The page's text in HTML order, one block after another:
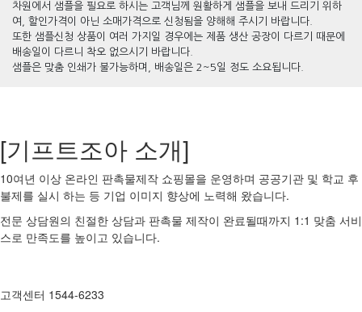
차원에서 샘플을 필요로 하시는 고객님께 원활하게 샘플을 보내 드리기 위하
여, 할인가격이 아닌 소매가격으로 신청됨을 양해해 주시기 바랍니다.
또한 샘플신청 상품이 여러 가지일 경우에는 제품 생산 공장이 다르기 때문에
배송일이 다르니 착오 없으시기 바랍니다.
샘플은 맞춤 인쇄가 불가능하며, 배송일은 2~5일 정도 소요됩니다.
[기프트조아 소개]
10여년 이상 온라인 판촉물제작 쇼핑몰을 운영하며 공공기관 및 학교 후
불제를 실시 하는 등 기업 이미지 향상에 노력해 왔습니다.
전문 상담원의 친절한 상담과 판촉물 제작이 완료될때까지 1:1 맞춤 서비
스로 만족도를 높이고 있습니다.
고객센터 1544-6233